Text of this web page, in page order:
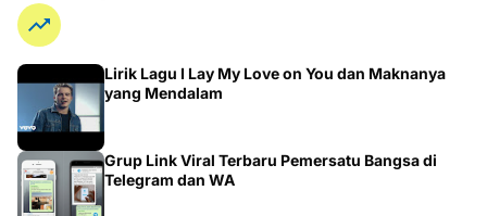
Lirik Lagu I Lay My Love on You dan Maknanya
yang Mendalam
Grup Link Viral Terbaru Pemersatu Bangsa di
Telegram dan WA